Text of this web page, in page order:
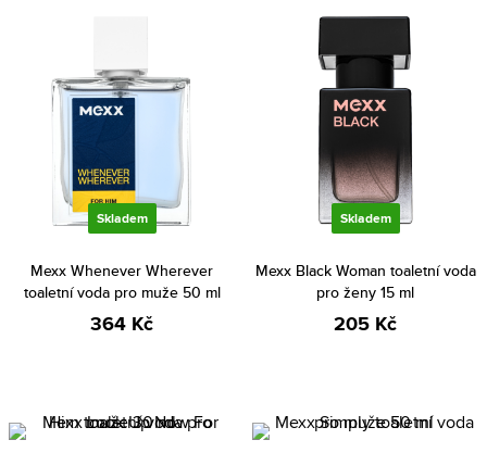
Skladem
Mexx Whenever Wherever
toaletní voda pro muže 50 ml
364 Kč
Skladem
Mexx Black Woman toaletní voda
pro ženy 15 ml
205 Kč